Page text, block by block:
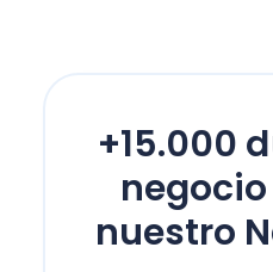
+15.000
nuestro